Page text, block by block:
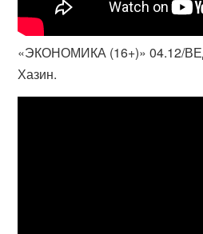
«ЭКОНОМИКА (16+)» 04.12/
Хазин.